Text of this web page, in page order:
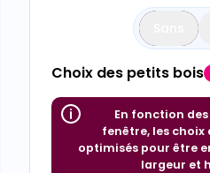
Choix des petits bois
En fonction
fenêtre, les choix
optimisés pour être
largeur et